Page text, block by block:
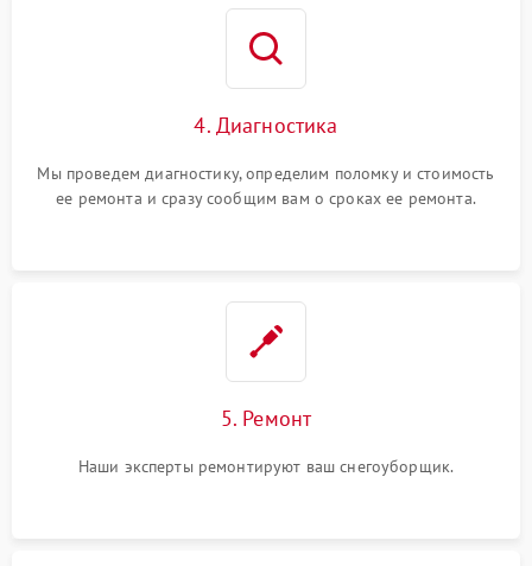
4. Диагностика
Мы проведем диагностику, определим поломку и стоимость
ее ремонта и сразу сообщим вам о сроках ее ремонта.
5. Ремонт
Наши эксперты ремонтируют ваш снегоуборщик.